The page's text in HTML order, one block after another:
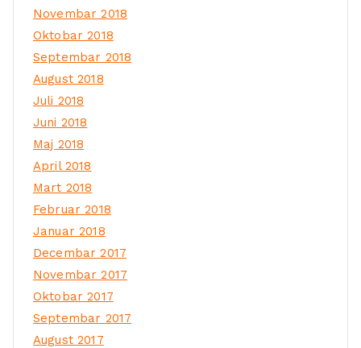
Novembar 2018
Oktobar 2018
Septembar 2018
August 2018
Juli 2018
Juni 2018
Maj 2018
April 2018
Mart 2018
Februar 2018
Januar 2018
Decembar 2017
Novembar 2017
Oktobar 2017
Septembar 2017
August 2017